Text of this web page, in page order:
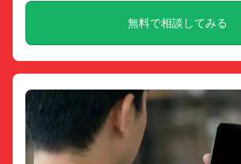
無料で相談してみる